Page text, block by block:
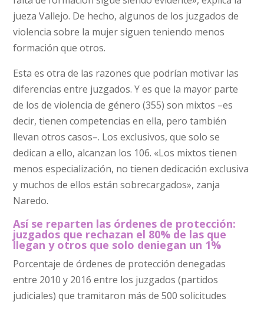
jueza Vallejo. De hecho, algunos de los juzgados de
violencia sobre la mujer siguen teniendo menos
formación que otros.
Esta es otra de las razones que podrían motivar las
diferencias entre juzgados. Y es que la mayor parte
de los de violencia de género (355) son mixtos –es
decir, tienen competencias en ella, pero también
llevan otros casos–. Los exclusivos, que solo se
dedican a ello, alcanzan los 106. «Los mixtos tienen
menos especialización, no tienen dedicación exclusiva
y muchos de ellos están sobrecargados», zanja
Naredo.
Así se reparten las órdenes de protección:
juzgados que rechazan el 80% de las que
llegan y otros que solo deniegan un 1%
Porcentaje de órdenes de protección denegadas
entre 2010 y 2016 entre los juzgados (partidos
judiciales) que tramitaron más de 500 solicitudes